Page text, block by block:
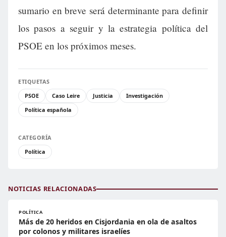
sumario en breve será determinante para definir
los pasos a seguir y la estrategia política del
PSOE en los próximos meses.
ETIQUETAS
PSOE
Caso Leire Justicia
Investigación
Política española
CATEGORÍA
Política
NOTICIAS RELACIONADAS
POLÍTICA
Más de 20 heridos en Cisjordania en ola de asaltos
por colonos y militares israelíes